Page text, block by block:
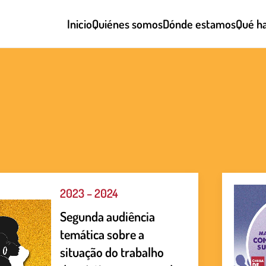
InicioQuiénes somosDónde estamosQué
2023 – 2024
Segunda audiência
temática sobre a
situação do trabalho